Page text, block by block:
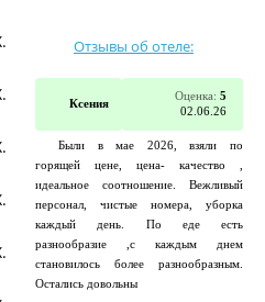
Отзывы об отеле:
Ксения
Оценка: 5
02.06.26
Были в мае 2026, взяли по
горящей цене, цена- качество ,
идеальное соотношение. Вежливый
персонал, чистые номера, уборка
каждый день. По еде есть
разнообразие ,с каждым днем
становилось более разнообразным.
Остались довольны